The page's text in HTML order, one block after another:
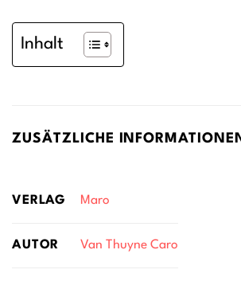
Inhalt
ZUSÄTZLICHE
VERLAG Maro
AUTOR Van Thuyne Caro